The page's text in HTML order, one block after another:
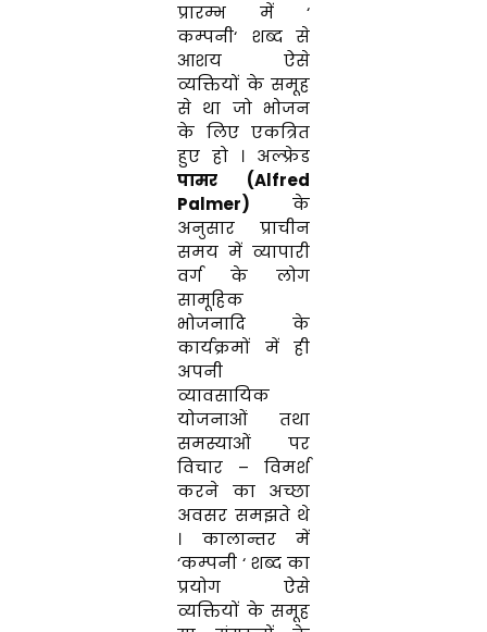
प्रारम्भ में‘
कम्पनी‘ शब्दसे
आशयऐसे
व्यक्तियों के समूह
से था जोभोजन
केलिएएकत्रित
हुए हो । अल्फ्रेड
पामर (Alfred
Palmer)के
अनुसार प्राचीन
समयमेंव्यापारी
वर्गकेलोग
सामूहिक
भोजनादिके
कार्यक्रमों मेंही
अपनी
व्यावसायिक
योजनाओंतथा
समस्याओंपर
विचार –विमर्श
करने का अच्छा
अवसर समझते थे
। कालान्तरमें
‘कम्पनी ‘ शब्द का
प्रयोगऐसे
व्यक्तियों के समूह